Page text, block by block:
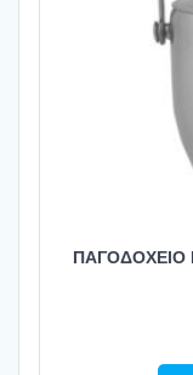
ΠΑΓΟΔΟΧΕΙΟ